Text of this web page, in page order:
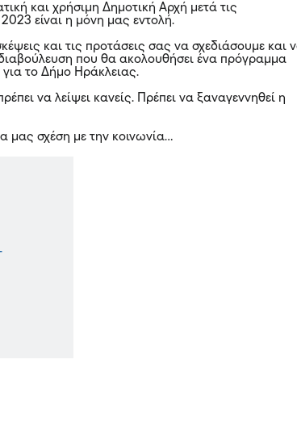
και χρήσιμη Δημοτική Αρχή μετά τις
είναι η μόνη μας εντολή.
και τις προτάσεις σας να σχεδιάσουμε και
που θα ακολουθήσει ένα πρόγραμμα
το Δήμο Ηράκλειας.
να λείψει κανείς. Πρέπει να ξαναγεννηθεί η
μας σχέση με την κοινωνία…